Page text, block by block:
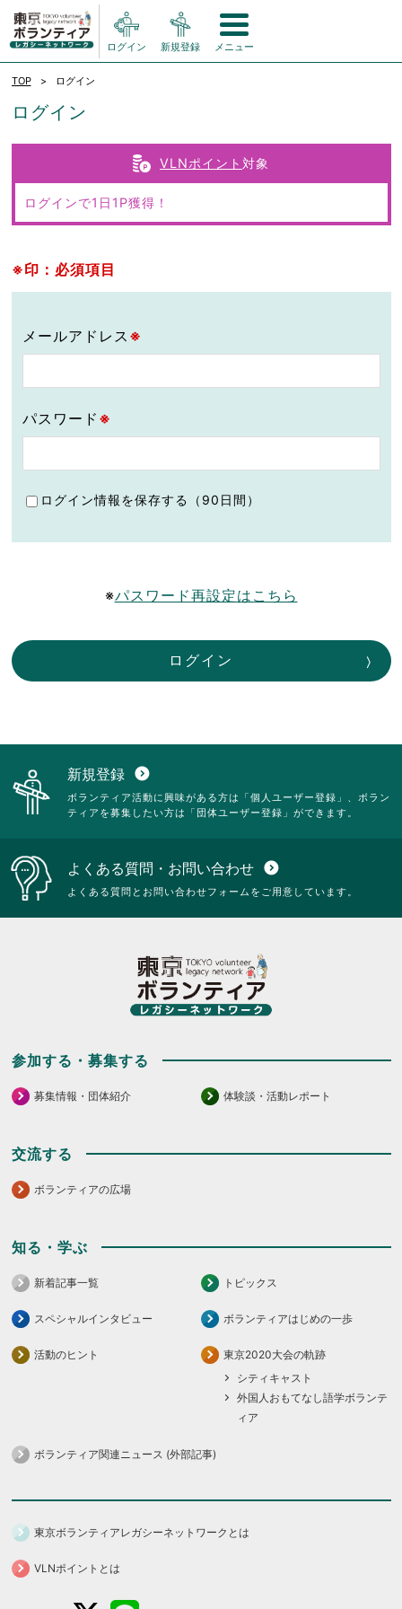
ログイン 新規登録 メニュー
TOP ログイン
ログイン
VLNポイント 対象
ログインで1日1P獲得！
※印：必須項目
メールアドレス ※
パスワード ※
ログイン情報を保存する（90日間）
※パスワード再設定はこちら
ログイン
新規登録 expand_circle_down
ボランティア活動に興味がある方は「個人ユーザー登録」、ボラン
ティアを募集したい方は「団体ユーザー登録」ができます。
よくある質問・お問い合わせ expand_circle_down
よくある質問とお問い合わせフォームをご用意しています。
参加する・募集する
募集情報・団体紹介 体験談・活動レポート
交流する
ボランティアの広場
知る・学ぶ
新着記事一覧 トピックス
スペシャルインタビュー ボランティアはじめの一歩
活動のヒント
東京2020大会の軌跡
シティキャスト
外国人おもてなし語学ボランテ
ィア
ボランティア関連ニュース (外部記事)
東京ボランティアレガシーネットワークとは
VLNポイントとは